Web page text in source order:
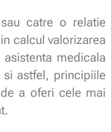
catre o relatie
calcul valorizarea
medicala
si astfel, principiile
a oferi cele mai